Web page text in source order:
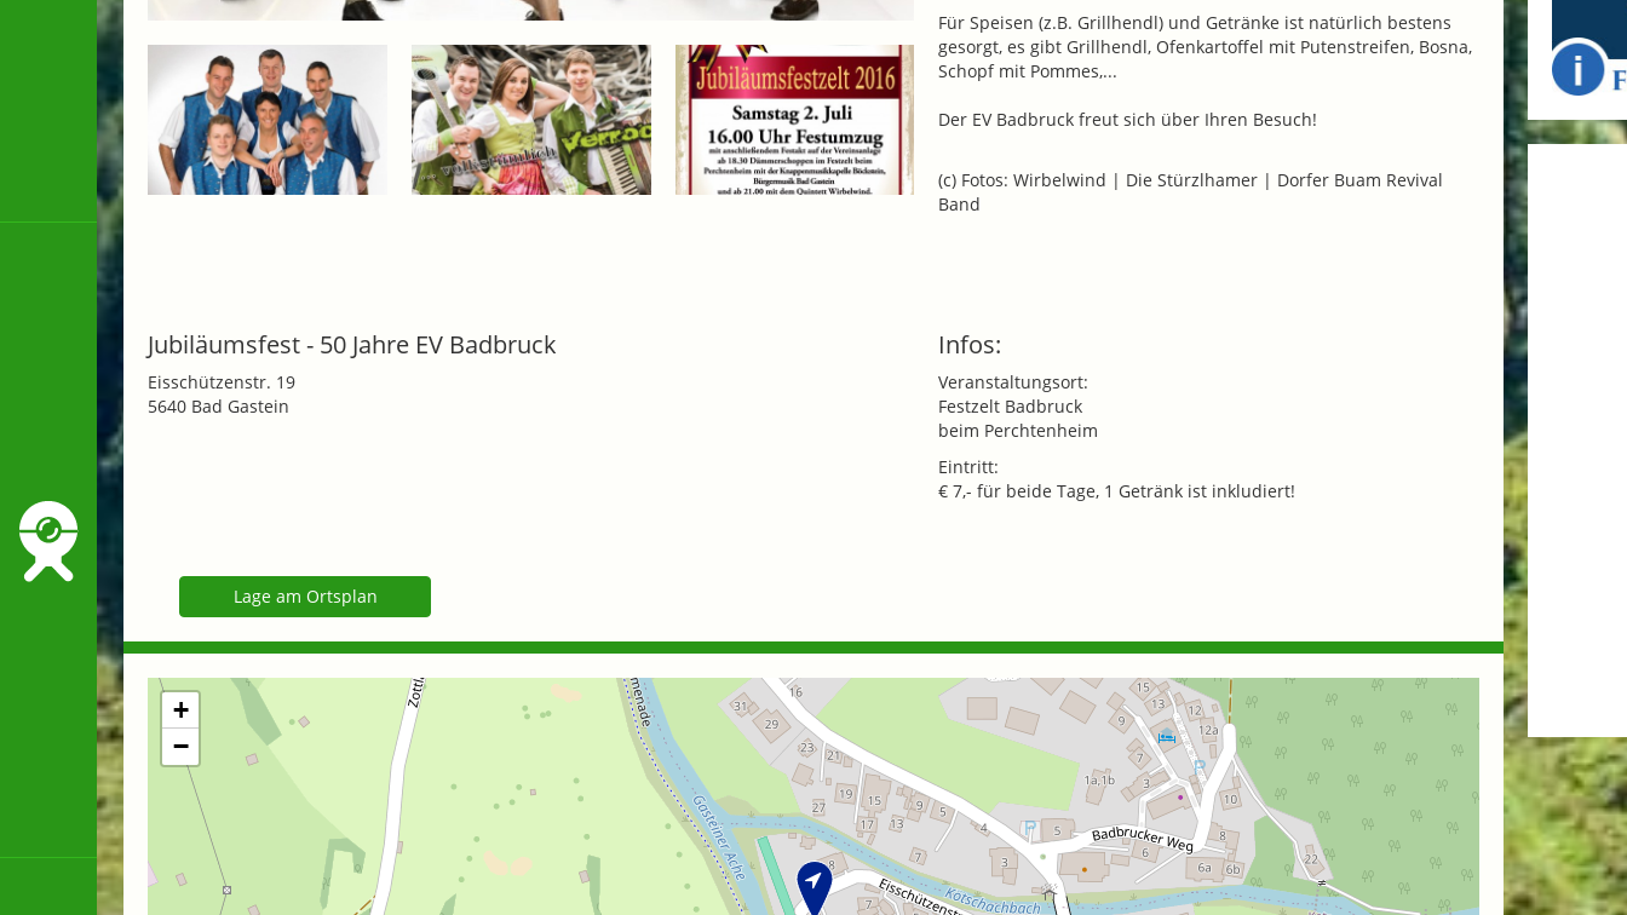
Für Speisen (z.B. Grillhendl) und Getränke ist natürlich bestens
gesorgt, es gibt Grillhendl, Ofenkartoffel mit Putenstreifen, Bosna,
Schopf mit Pommes,...
Der EV Badbruck freut sich über Ihren Besuch!
(c) Fotos: Wirbelwind | Die Stürzlhamer | Dorfer Buam Revival
Band
Jubiläumsfest - 50 Jahre EV Badbruck
Eisschützenstr. 19
5640 Bad Gastein
Infos:
Veranstaltungsort:
Festzelt Badbruck
beim Perchtenheim
Eintritt:
€ 7,- für beide Tage, 1 Getränk ist inkludiert!
Lage am Ortsplan
+
−